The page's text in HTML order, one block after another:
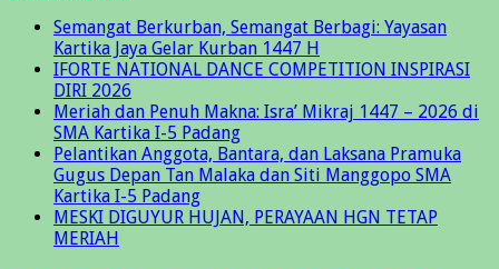
Semangat Berkurban, Semangat Berbagi: Yayasan
Kartika Jaya Gelar Kurban 1447 H
IFORTE NATIONAL DANCE COMPETITION INSPIRASI
DIRI 2026
Meriah dan Penuh Makna: Isra’ Mikraj 1447 – 2026 di
SMA Kartika I-5 Padang
Pelantikan Anggota, Bantara, dan Laksana Pramuka
Gugus Depan Tan Malaka dan Siti Manggopo SMA
Kartika I-5 Padang
MESKI DIGUYUR HUJAN, PERAYAAN HGN TETAP
MERIAH